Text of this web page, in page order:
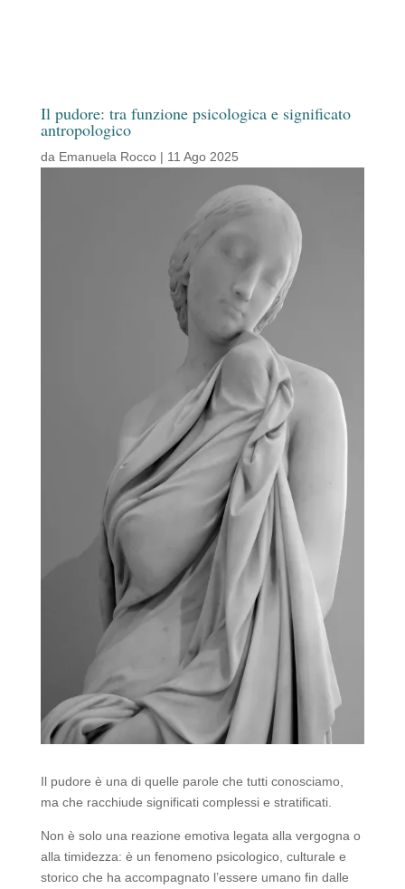
Il pudore: tra funzione psicologica e significato
antropologico
da Emanuela Rocco| 11 Ago 2025
Il pudore è una di quelle parole che tutti conosciamo,
ma che racchiude significati complessi e stratificati.
Non è solo una reazione emotiva legata alla vergogna o
alla timidezza: è un fenomeno psicologico, culturale e
storico che ha accompagnato l’essere umano fin dalle